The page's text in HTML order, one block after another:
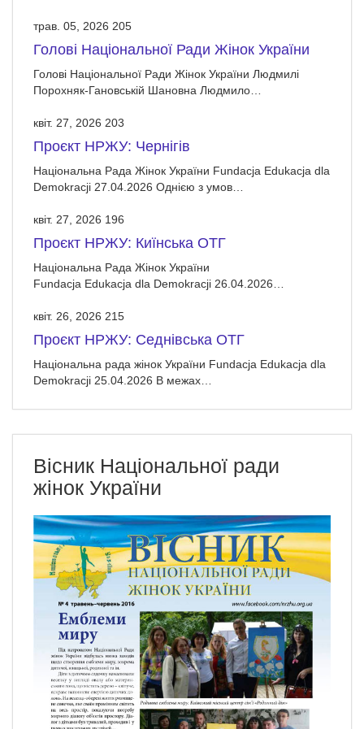
трав. 05, 2026 205
Голові Національної Ради Жінок України
Голові Національної Ради Жінок України Людмилі
Порохняк-Гановській Шановна Людмило…
квіт. 27, 2026 203
Проєкт НРЖУ: Чернігів
Національна Рада Жінок України Fundacja Edukacja dla
Demokracji 27.04.2026 Однією з умов…
квіт. 27, 2026 196
Проєкт НРЖУ: Киїнська ОТГ
Національна Рада Жінок України
Fundacja Edukacja dla Demokracji 26.04.2026…
квіт. 26, 2026 215
Проєкт НРЖУ: Седнівська ОТГ
Національна рада жінок України Fundacja Edukacja dla
Demokracji 25.04.2026 В межах…
Вісник Національної ради
жінок України